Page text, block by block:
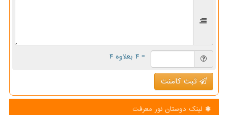
= ۴ بعلاوه ۴
ثبت کامنت
لینک دوستان نور معرفت